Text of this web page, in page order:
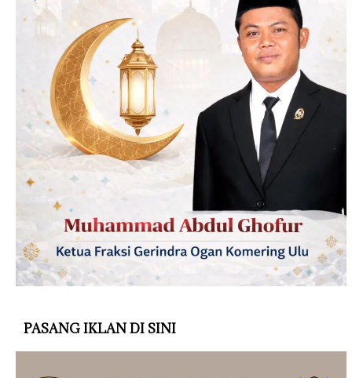
PASANG IKLAN DI SINI